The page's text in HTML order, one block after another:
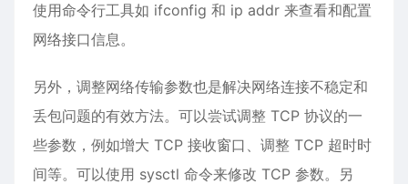
使用命令行工具如 ifconfig 和 ip addr 来查看和配置
网络接口信息。
另外，调整网络传输参数也是解决网络连接不稳定和
丢包问题的有效方法。可以尝试调整 TCP 协议的一
些参数，例如增大 TCP 接收窗口、调整 TCP 超时时
间等。可以使用 sysctl 命令来修改 TCP 参数。另